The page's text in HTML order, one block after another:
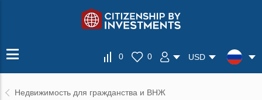
0 0 USD
Недвижимость для гражданства и ВНЖ